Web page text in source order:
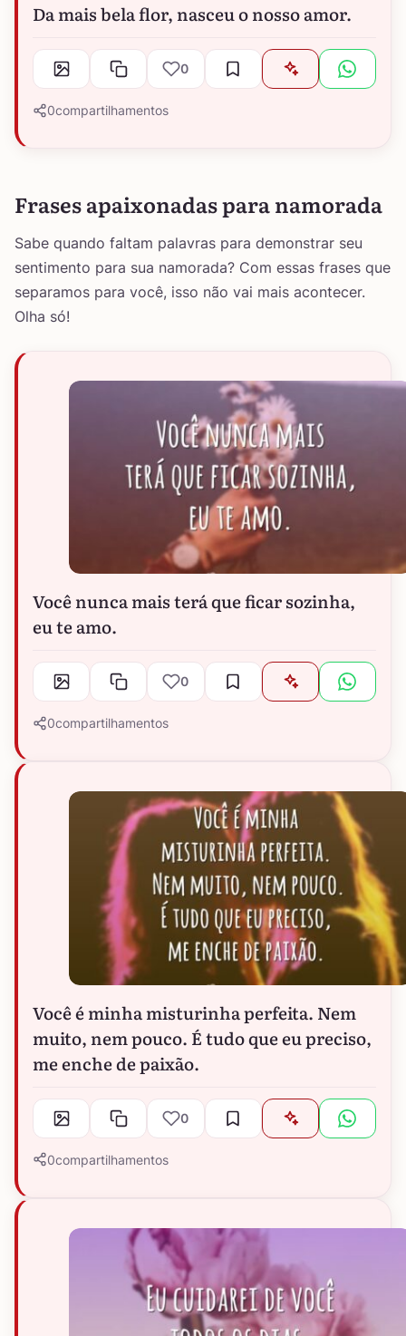
Da mais bela flor, nasceu o nosso amor.
0
0compartilhamentos
Frases apaixonadas para namorada
Sabe quando faltam palavras para demonstrar seu
sentimento para sua namorada? Com essas frases que
separamos para você, isso não vai mais acontecer.
Olha só!
Você nunca mais terá que ficar sozinha,
eu te amo.
0
0compartilhamentos
Você é minha misturinha perfeita. Nem
muito, nem pouco. É tudo que eu preciso,
me enche de paixão.
0
0compartilhamentos